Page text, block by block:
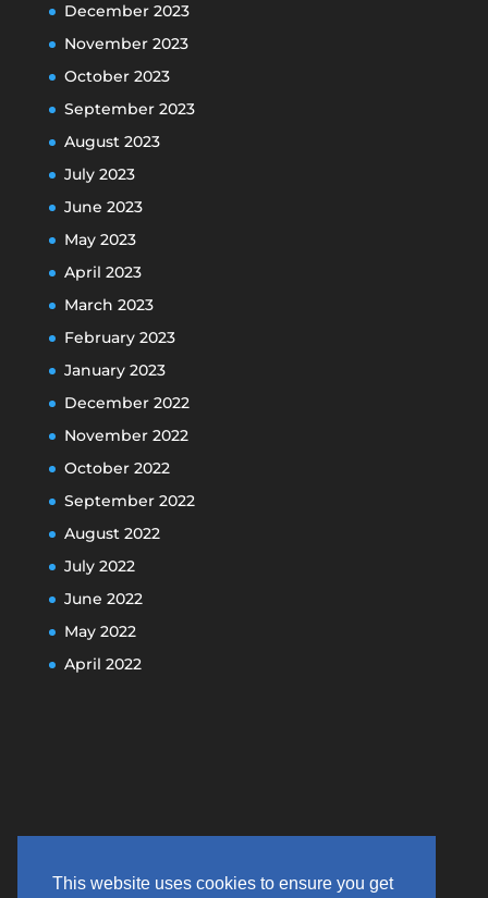
This website uses cookies to ensure you get
December 2023
November 2023
October 2023
September 2023
August 2023
July 2023
June 2023
May 2023
April 2023
March 2023
February 2023
January 2023
December 2022
November 2022
October 2022
September 2022
August 2022
July 2022
June 2022
May 2022
April 2022